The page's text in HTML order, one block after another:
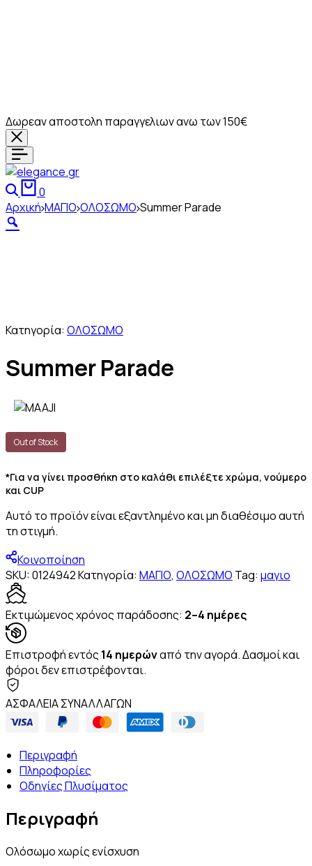
Δωρεαν αποστολη παραγγελιων ανω των 150€
Αναζήτηση
0
Αρχική ΜΑΓΙΟ ΟΛΟΣΩΜΟ Summer Parade
Κατηγορία: ΟΛΟΣΩΜΟ
Summer Parade
Out of Stock
*Για να γίνει προσθήκη στο καλάθι επιλέξτε χρώμα, νούμερο
και CUP
Αυτό το προϊόν είναι εξαντλημένο και μη διαθέσιμο αυτή
τη στιγμή.
Κοινοποίηση
SKU:0124942Κατηγορία: ΜΑΓΙΟ, ΟΛΟΣΩΜΟ Tag: μαγιο
Icon
Box
Εκτιμώμενος χρόνος παράδοσης: 2–4 ημέρες
Επιστροφή εντός 14 ημερώναπό την αγορά. Δασμοί και
φόροι δεν επιστρέφονται.
Custom
HTML
ΑΣΦΑΛΕΙΑ ΣΥΝΑΛΛΑΓΩΝ
Περιγραφή
Πληροφορίες
Οδηγίες Πλυσίματος
Περιγραφή
Ολόσωμο χωρίς ενίσχυση